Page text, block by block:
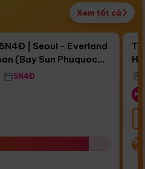
Xem tất cả
Điểm nổi bật
| Seoul - Everland
(Bay Sun Phuquoc
5N4Đ